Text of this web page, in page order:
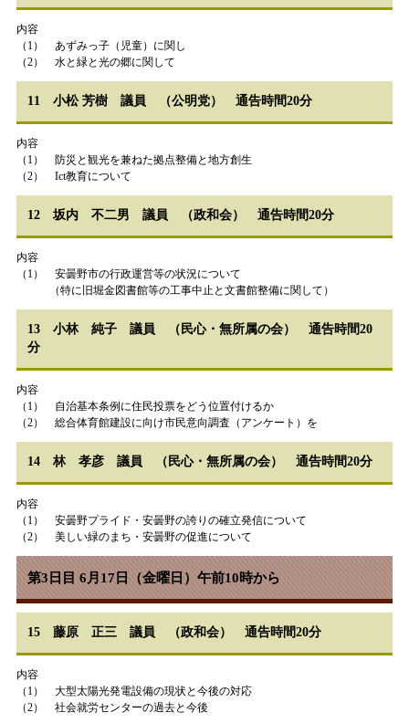
内容
（1） あずみっ子（児童）に関し
（2） 水と緑と光の郷に関して
11 小松 芳樹 議員 （公明党） 通告時間20分
内容
（1） 防災と観光を兼ねた拠点整備と地方創生
（2） Ict教育について
12 坂内 不二男 議員 （政和会） 通告時間20分
内容
（1） 安曇野市の行政運営等の状況について
（特に旧堀金図書館等の工事中止と文書館整備に関して）
13 小林 純子 議員 （民心・無所属の会） 通告時間20
分
内容
（1） 自治基本条例に住民投票をどう位置付けるか
（2） 総合体育館建設に向け市民意向調査（アンケート）を
14 林 孝彦 議員 （民心・無所属の会） 通告時間20分
内容
（1） 安曇野プライド・安曇野の誇りの確立発信について
（2） 美しい緑のまち・安曇野の促進について
第3日目 6月17日（金曜日）午前10時から
15 藤原 正三 議員 （政和会） 通告時間20分
内容
（1） 大型太陽光発電設備の現状と今後の対応
（2） 社会就労センターの過去と今後